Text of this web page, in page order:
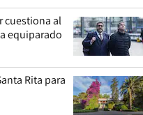
cuestiona al
equiparado
Rita para